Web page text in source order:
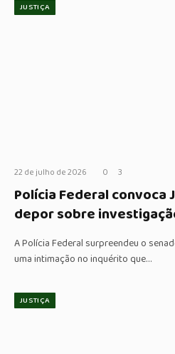
JUSTIÇA
22 de julho de 2026 0 3
Polícia Federal convoca
depor sobre
A Polícia Federal surpreendeu o
uma intimação no inquérito que…
JUSTIÇA